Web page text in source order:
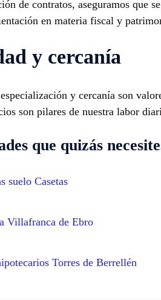
de contratos, aseguramos que
en materia fiscal y
y cercanía
y cercanía son
son pilares de nuestra labor
que quizás
suelo Casetas
Villafranca de Ebro
Torres de Berrellén